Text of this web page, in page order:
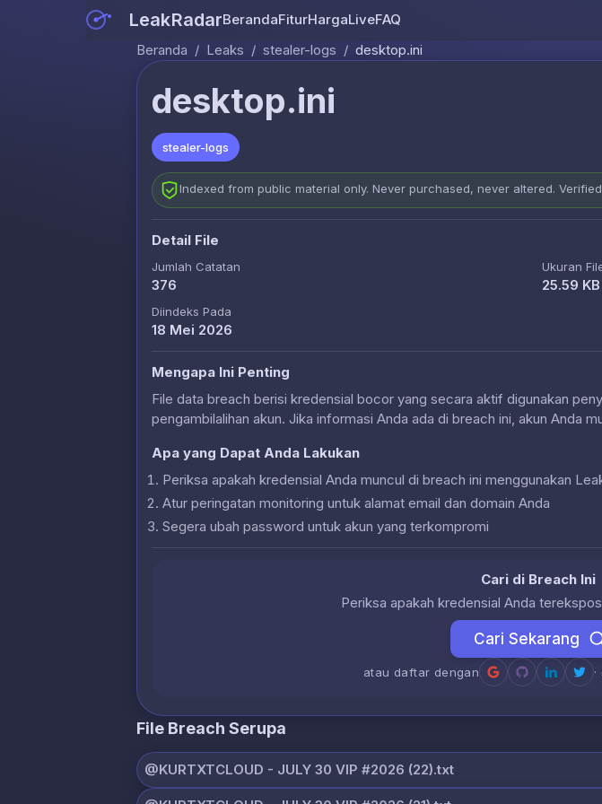
LeakRadarBerandaFiturHargaLiveFAQ
Beranda / Leaks / stealer-logs / desktop.ini
desktop.ini
stealer-logs
Indexed from public material only. Never purchased, never altered.
Detail File
Jumlah Catatan
376
Ukuran
25.59 KB
Diindeks Pada
18 Mei 2026
Mengapa Ini Penting
File data breach berisi kredensial bocor yang secara aktif digunakan
pengambilalihan akun. Jika informasi Anda ada di breach ini, akun Anda
Apa yang Dapat Anda Lakukan
Periksa apakah kredensial Anda muncul di breach ini menggunakan
Atur peringatan monitoring untuk alamat email dan domain Anda
Segera ubah password untuk akun yang terkompromi
Cari di Breach Ini
Periksa apakah kredensial Anda
Cari Sekarang
atau daftar dengan
File Breach Serupa
@KURTXTCLOUD - JULY 30 VIP #2026 (22).txt